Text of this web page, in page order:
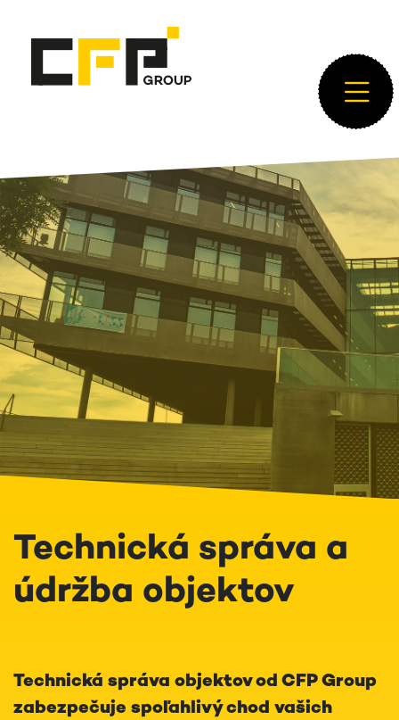
Technická správa a
údržba objektov
Technická správa objektov od CFP Group
zabezpečuje spoľahlivý chod vašich